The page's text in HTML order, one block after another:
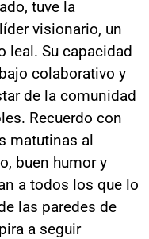
tuve la
visionario, un
leal. Su capacidad
colaborativo y
de la comunidad
Recuerdo con
matutinas al
buen humor y
a todos los que lo
las paredes de
a seguir